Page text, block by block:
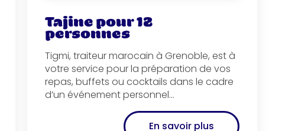
Tajine pour 12
personnes
Tigmi, traiteur marocain à Grenoble, est à
votre service pour la préparation de vos
repas, buffets ou cocktails dans le cadre
d’un événement personnel...
En savoir plus